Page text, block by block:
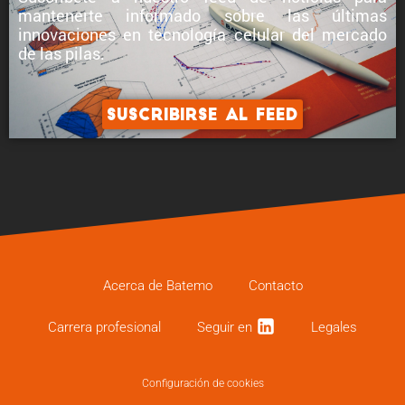
mantenerte informado sobrelas últimas
innovaciones en tecnología celulardel mercado
de las pilas.
Suscribirse al feed
Acerca de Batemo Contacto
Carrera profe­sional Seguir en Legales
Configuración de cookies